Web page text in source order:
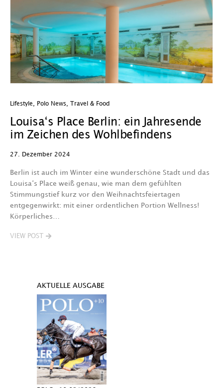
Lifestyle Polo News Travel & Food
Louisa‘s Place Berlin: ein Jahresende
im Zeichen des Wohlbefindens
27. Dezember 2024
Berlin ist auch im Winter eine wunderschöne Stadt und das
Louisa‘s Place weiß genau, wie man dem gefühlten
Stimmungstief kurz vor den Weihnachtsfeiertagen
entgegenwirkt: mit einer ordentlichen Portion Wellness!
Körperliches…
VIEW POST
AKTUELLE AUSGABE